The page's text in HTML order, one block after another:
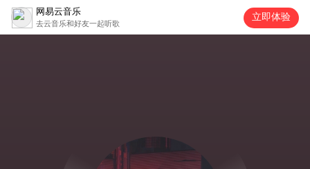
网易云音乐
去云音乐和好友一起听歌
立即体验